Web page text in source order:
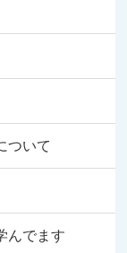
ついて
んでます